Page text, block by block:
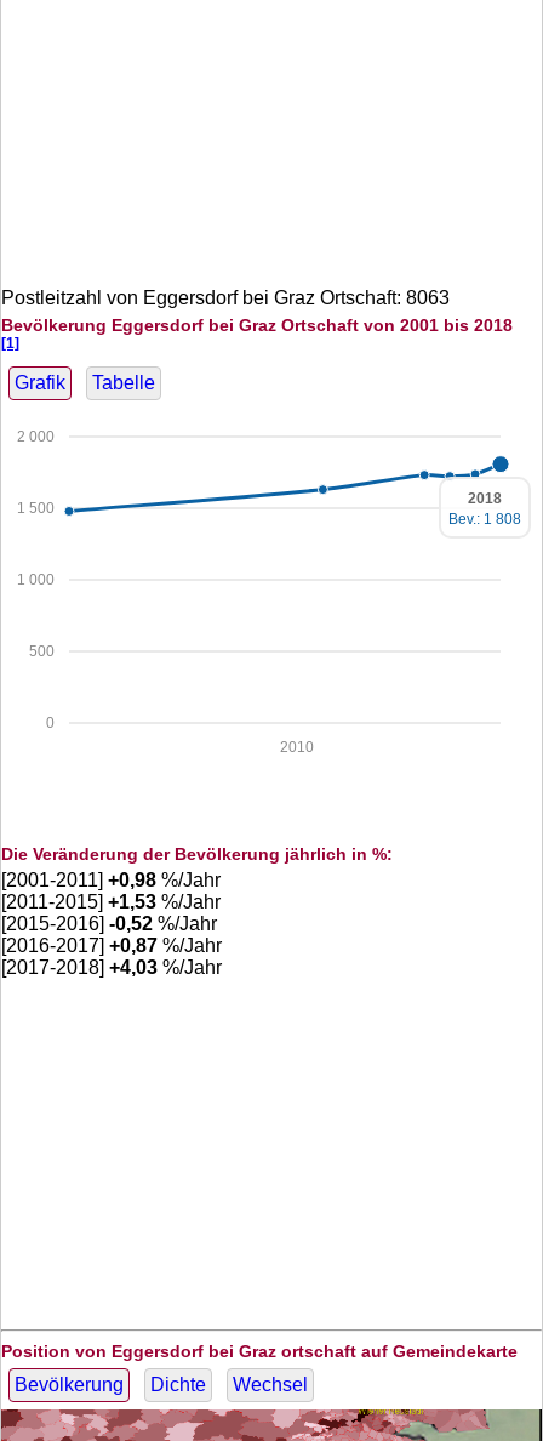
Postleitzahl von Eggersdorf bei Graz Ortschaft: 8063
Bevölkerung Eggersdorf bei Graz Ortschaft von 2001 bis 2018
[1]
Grafik Tabelle
0
500
1 000
1 500
2 000
2010
2018
Bev.: 1 808
Die Veränderung der Bevölkerung jährlich in %:
[2001-2011] +0,98 %/Jahr
[2011-2015] +1,53 %/Jahr
[2015-2016] -0,52 %/Jahr
[2016-2017] +0,87 %/Jahr
[2017-2018] +4,03 %/Jahr
Position von Eggersdorf bei Graz ortschaft auf Gemeindekarte
Bevölkerung Dichte Wechsel